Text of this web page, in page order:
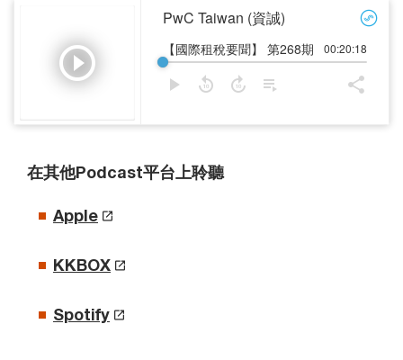
在其他Podcast平台上聆聽
Apple
KKBOX
Spotify